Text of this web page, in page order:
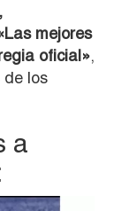
mejores
oficial»,
de los
a